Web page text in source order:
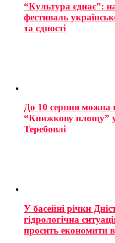
“Культура єднає”:
фестиваль
та єдності
До 10 серпня можна
“Книжкову площу”
Теребовлі
У басейні річки
гідрологічна
просить економити